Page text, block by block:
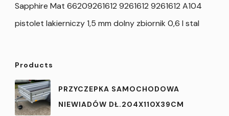
Sapphire Mat 66209261612 9261612 9261612 A104
pistolet lakierniczy 1,5 mm dolny zbiornik 0,6 l stal
Products
PRZYCZEPKA SAMOCHODOWA
NIEWIADÓW DŁ.204X110X39CM